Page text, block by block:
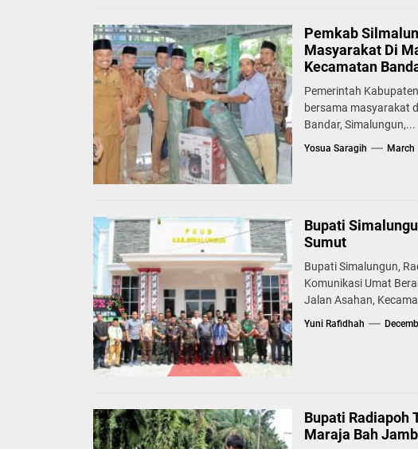
Pemkab
Masyarakat Di
Kecamatan
Pemerintah
bersama masyarakat
Bandar, Simalungun,...
Yosua Saragih March
Bupati
Sumut
Bupati Simalungun,
Komunikasi Umat
Jalan Asahan,
Yuni Rafidhah
Bupati Radiapoh
Maraja Bah